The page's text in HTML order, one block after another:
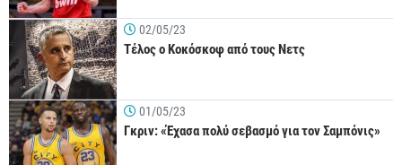
02/05/23
Τέλος ο Κοκόσκοφ από τους Νετς
01/05/23
Γκριν: «Έχασα πολύ σεβασμό για τον Σαμπόνις»